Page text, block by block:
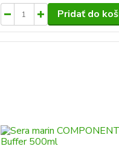
Pridať do